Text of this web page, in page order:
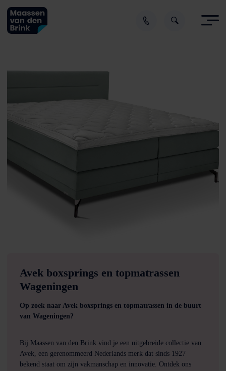
Avek boxsprings en topmatrassen
Wageningen
Op zoek naar Avek boxsprings en topmatrassen in de buurt
van Wageningen?
Bij Maassen van den Brink vind je een uitgebreide collectie van
Avek, een gerenommeerd Nederlands merk dat sinds 1927
bekend staat om zijn vakmanschap en innovatie. Ontdek ons